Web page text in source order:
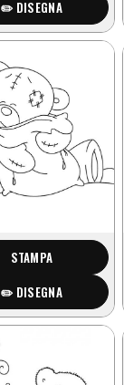
✏️ DISEGNA
STAMPA
✏️ DISEGNA